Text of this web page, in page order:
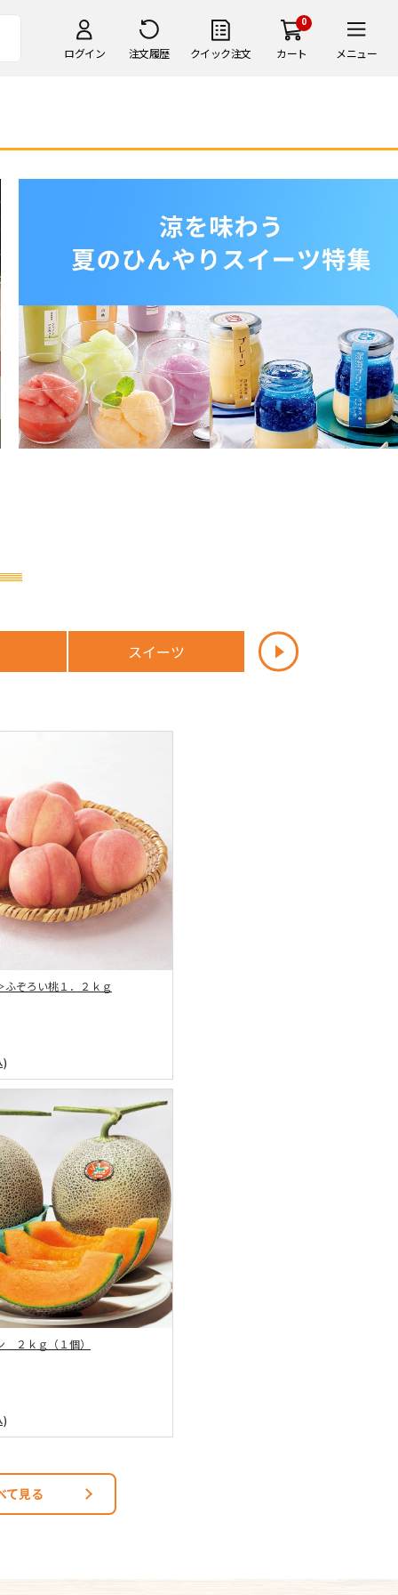
ログイン 注文履歴 クイック注文
0
カート メニュー
スイーツ
ふぞろい桃１．２ｋｇ
)
２ｋｇ（１個）
)
て見る